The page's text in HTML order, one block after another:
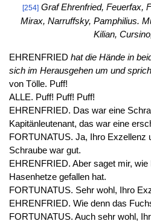
[254] Graf Ehrenfried, Feuerfax,
Mirax, Narruffsky, Pamphilius.
Kilian,
EHRENFRIED hat die Hände in
sich im Herausgehen um und
von Tölle. Puff!
ALLE. Puff! Puff! Puff!
EHRENFRIED. Das war eine
Kapitänleutenant, das war eine
FORTUNATUS. Ja, Ihro Exzellenz
Schraube war gut.
EHRENFRIED. Aber saget mir, wie
Hasenhetze gefallen hat.
FORTUNATUS. Sehr wohl, Ihro
EHRENFRIED. Wie denn das
FORTUNATUS. Auch sehr wohl,